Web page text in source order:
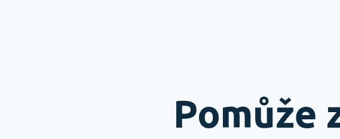
Pomůže